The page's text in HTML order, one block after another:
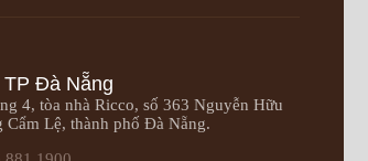
TP Đà Nẵng
4, tòa nhà Ricco, số 363 Nguyễn Hữu
Cẩm Lệ, thành phố Đà Nẵng.